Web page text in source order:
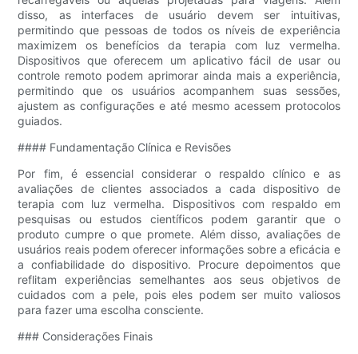
disso, as interfaces de usuário devem ser intuitivas,
permitindo que pessoas de todos os níveis de experiência
maximizem os benefícios da terapia com luz vermelha.
Dispositivos que oferecem um aplicativo fácil de usar ou
controle remoto podem aprimorar ainda mais a experiência,
permitindo que os usuários acompanhem suas sessões,
ajustem as configurações e até mesmo acessem protocolos
guiados.
#### Fundamentação Clínica e Revisões
Por fim, é essencial considerar o respaldo clínico e as
avaliações de clientes associados a cada dispositivo de
terapia com luz vermelha. Dispositivos com respaldo em
pesquisas ou estudos científicos podem garantir que o
produto cumpre o que promete. Além disso, avaliações de
usuários reais podem oferecer informações sobre a eficácia e
a confiabilidade do dispositivo. Procure depoimentos que
reflitam experiências semelhantes aos seus objetivos de
cuidados com a pele, pois eles podem ser muito valiosos
para fazer uma escolha consciente.
### Considerações Finais